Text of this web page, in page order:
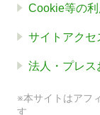
Cookie等の
サイトアクセ
法人・プレス
※本サイトはアフ
す